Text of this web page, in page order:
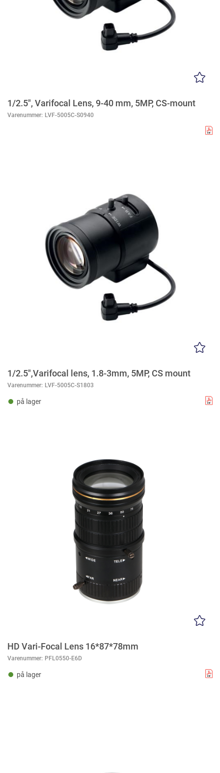
1/2.5", Varifocal Lens, 9-40 mm, 5MP, CS-mount
Varenummer: LVF-5005C-S0940
1/2.5",Varifocal lens, 1.8-3mm, 5MP, CS mount
Varenummer: LVF-5005C-S1803
på lager
HD Vari-Focal Lens 16*87*78mm
Varenummer: PFL0550-E6D
på lager